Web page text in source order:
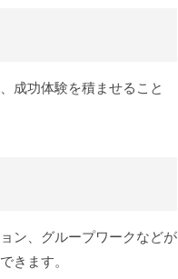
成功体験を積ませること
ン、グループワークなどが
きます。